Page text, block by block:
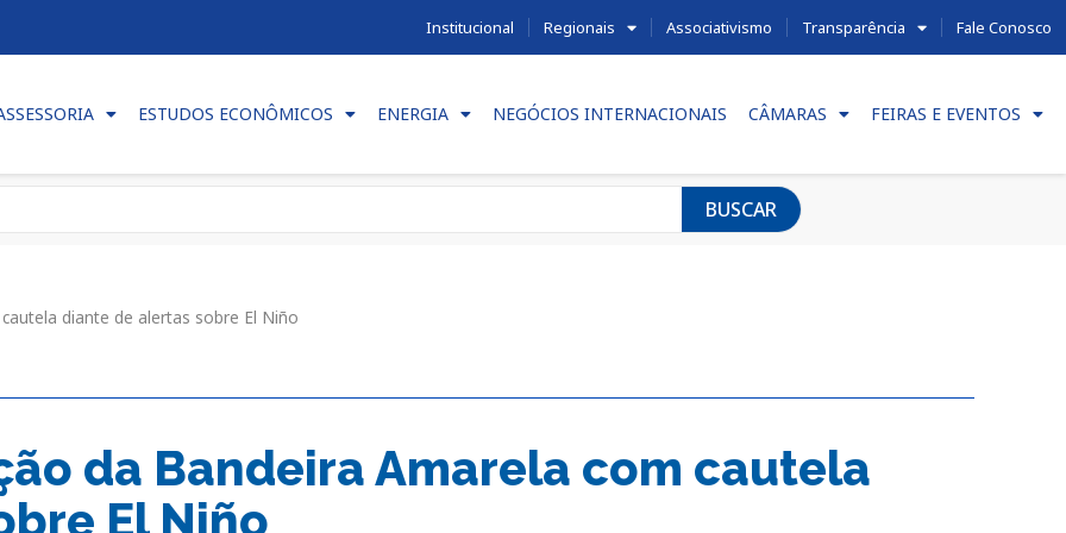
Institucional Regionais Associativismo Transparência Fale Conosco
ESTUDOS ECONÔMICOS ENERGIA NEGÓCIOS INTERNACIONAIS CÂMARAS FEIRAS E EVENTOS
BUSCAR
diante de alertas sobre El Niño
da Bandeira Amarela com cautela
El Niño